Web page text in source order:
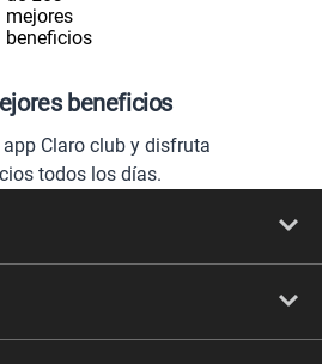
beneficios
Claro club y disfruta
todos los días.